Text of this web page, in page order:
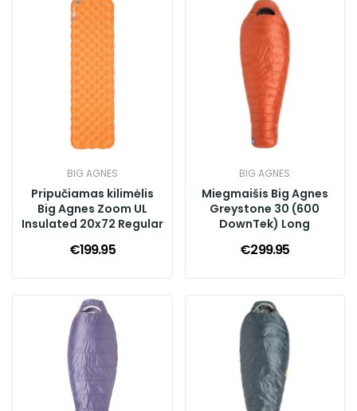
BIG AGNES
Pripučiamas kilimėlis
Big Agnes Zoom UL
Insulated 20x72 Regular
€199.95
BIG AGNES
Miegmaišis Big Agnes
Greystone 30 (600
DownTek) Long
€299.95